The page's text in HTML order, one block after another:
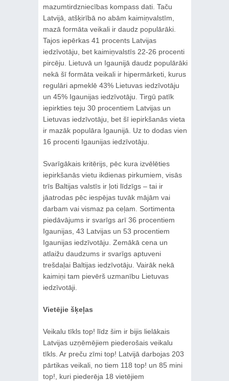
mazumtirdzniecības kompass dati. Taču
Latvijā, atšķirībā no abām kaimiņvalstīm,
mazā formāta veikali ir daudz populārāki.
Tajos iepērkas 41 procents Latvijas
iedzīvotāju, bet kaimiņvalstīs 22-26 procenti
pircēju. Lietuvā un Igaunijā daudz populārāki
nekā šī formāta veikali ir hipermārketi, kurus
regulāri apmeklē 43% Lietuvas iedzīvotāju
un 45% Igaunijas iedzīvotāju. Tirgū patīk
iepirkties teju 30 procentiem Latvijas un
Lietuvas iedzīvotāju, bet šī iepirkšanās vieta
ir mazāk populāra Igaunijā. Uz to dodas vien
16 procenti Igaunijas iedzīvotāju.
Svarīgākais kritērijs, pēc kura izvēlēties
iepirkšanās vietu ikdienas pirkumiem, visās
trīs Baltijas valstīs ir ļoti līdzīgs – tai ir
jāatrodas pēc iespējas tuvāk mājām vai
darbam vai vismaz pa ceļam. Sortimenta
piedāvājums ir svarīgs arī 36 procentiem
Igaunijas, 43 Latvijas un 53 procentiem
Igaunijas iedzīvotāju. Zemākā cena un
atlaižu daudzums ir svarīgs aptuveni
trešdaļai Baltijas iedzīvotāju. Vairāk nekā
kaimiņi tam pievērš uzmanību Lietuvas
iedzīvotāji.
Vietējie šķeļas
Veikalu tīkls top! līdz šim ir bijis lielākais
Latvijas uzņēmējiem piederošais veikalu
tīkls. Ar preču zīmi top! Latvijā darbojas 203
pārtikas veikali, no tiem 118 top! un 85 mini
top!, kuri piederēja 18 vietējiem